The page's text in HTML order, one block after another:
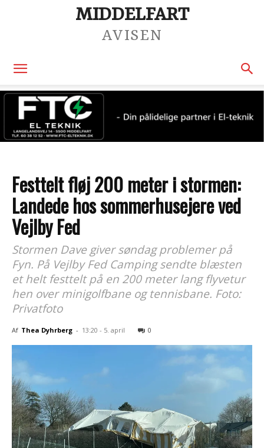
MIDDELFART
AVISEN
Festtelt fløj 200 meter i stormen:
Landede hos sommerhusejere ved
Vejlby Fed
Stormen Dave giver søndag problemer på
Fyn. På Vejlby Fed Camping sendte blæsten
et helt festtelt på en 200 meter lang flyvetur
hen over minigolfbane og tennisbane. Foto:
Privatfoto
Af Thea Dyhrberg - 13:20 - 5. april 0